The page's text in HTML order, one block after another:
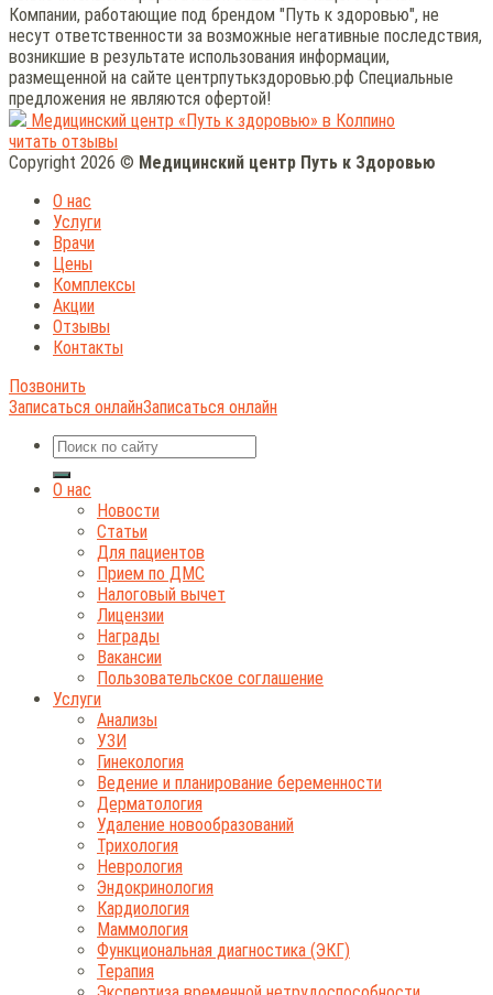
Компании, работающие под брендом "Путь к здоровью", не
несут ответственности за возможные негативные последствия,
возникшие в результате использования информации,
размещенной на сайте центрпутькздоровью.рф Специальные
предложения не являются офертой!
Медицинский центр «Путь к здоровью» в Колпино
читать отзывы
Copyright 2026 © Медицинский центр Путь к Здоровью
О нас
Услуги
Врачи
Цены
Комплексы
Акции
Отзывы
Контакты
Позвонить
Записаться онлайнЗаписаться онлайн
О нас
Новости
Статьи
Для пациентов
Прием по ДМС
Налоговый вычет
Лицензии
Награды
Вакансии
Пользовательское соглашение
Услуги
Анализы
УЗИ
Гинекология
Ведение и планирование беременности
Дерматология
Удаление новообразований
Трихология
Неврология
Эндокринология
Кардиология
Маммология
Функциональная диагностика (ЭКГ)
Терапия